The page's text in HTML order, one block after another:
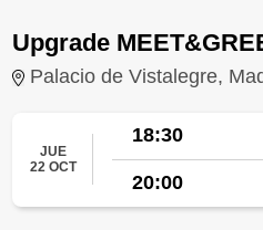
Upgrade
Palacio de Vistalegre,
JUE
22 OCT
18:30
20:00